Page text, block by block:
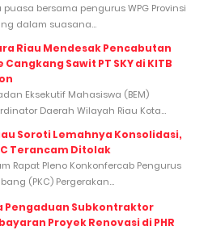
bersama pengurus WPG Provinsi
dalam suasana...
Riau Mendesak Pencabutan
Sawit PT SKY di KITB
Eksekutif Mahasiswa (BEM)
Daerah Wilayah Riau Kota...
Soroti Lemahnya Konsolidasi,
Terancam Ditolak
Rapat Pleno Konkonfercab Pengurus
(PKC) Pergerakan...
Pengaduan Subkontraktor
Proyek Renovasi di PHR